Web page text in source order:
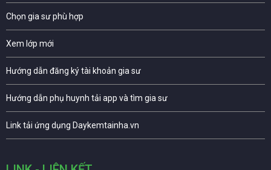
Chọn gia sư phù hợp
Xem lớp mới
Hướng dẫn đăng ký tài khoản gia sư
Hướng dẫn phụ huynh tải app và tìm gia sư
Link tải ứng dụng Daykemtainha.vn